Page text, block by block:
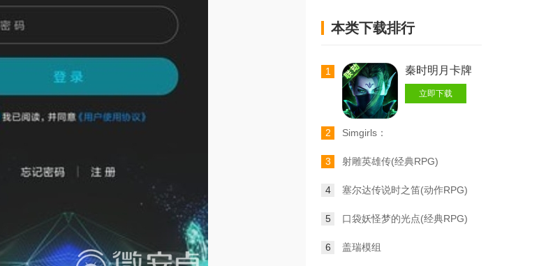
本类下载排行
1 秦时明月卡牌
立即下载
2
Simgirls：
3
射雕英雄传(经典RPG)
4 塞尔达传说时之笛(动作RPG)
5 口袋妖怪梦的光点(经典RPG)
6 盖瑞模组